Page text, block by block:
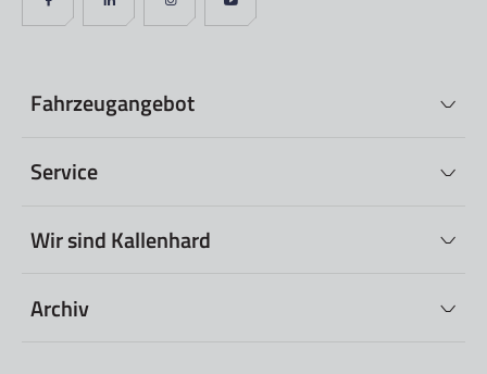
Fahrzeugangebot
Service
Wir sind Kallenhard
Archiv